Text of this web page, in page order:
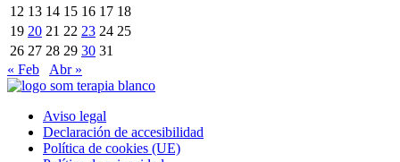
12 13 14 15 16 17 18
19 20 21 22 23 24 25
26 27 28 29 30 31
« Feb
Abr »
Aviso legal
Declaración de accesibilidad
Política de cookies (UE)